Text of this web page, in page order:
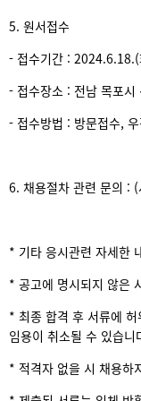
5. 원서접수
- 접수기간 :
- 접수장소 : 전남 목포
- 접수방법 : 방문접수,
6. 채용절차 관련 문의 :
* 기타 응시관련 자세한
* 공고에 명시되지 않은
* 최종 합격 후 서류에 허
임용이 취소될 수 있습니
* 적격자 없을 시 채용하